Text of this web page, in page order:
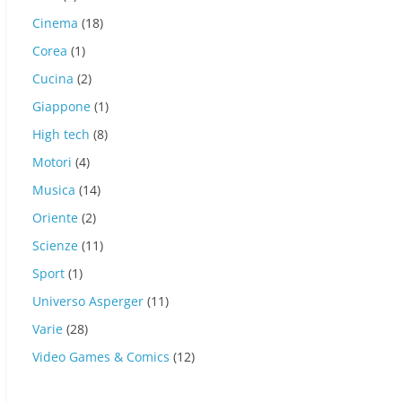
Cinema (18)
Corea (1)
Cucina (2)
Giappone (1)
High tech (8)
Motori (4)
Musica (14)
Oriente (2)
Scienze (11)
Sport (1)
Universo Asperger (11)
Varie (28)
Video Games & Comics (12)